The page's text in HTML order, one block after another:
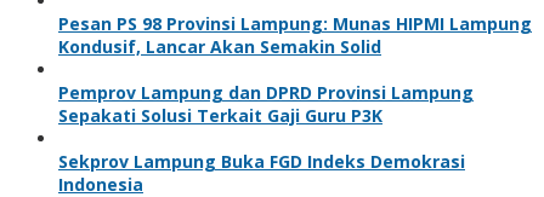
Pesan PS 98 Provinsi Lampung: Munas HIPMI Lampung
Kondusif, Lancar Akan Semakin Solid
Pemprov Lampung dan DPRD Provinsi Lampung
Sepakati Solusi Terkait Gaji Guru P3K
Sekprov Lampung Buka FGD Indeks Demokrasi
Indonesia